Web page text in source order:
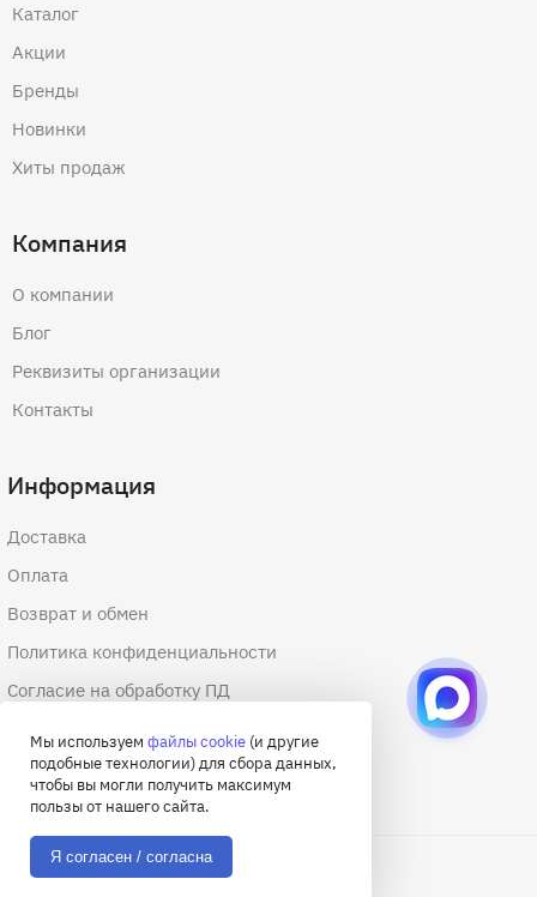
Каталог
Акции
Бренды
Новинки
Хиты продаж
Компания
О компании
Блог
Реквизиты организации
Контакты
Информация
Доставка
Оплата
Возврат и обмен
Политика конфиденциальности
Согласие на обработку ПД
Договор оферты
© 2026 Академия снаряжения
Мы используем файлы cookie (и другие
подобные технологии) для сбора данных,
чтобы вы могли получить максимум
пользы от нашего сайта.
Я согласен / согласна